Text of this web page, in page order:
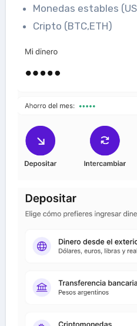
Monedas estables
Cripto (BTC,ETH)